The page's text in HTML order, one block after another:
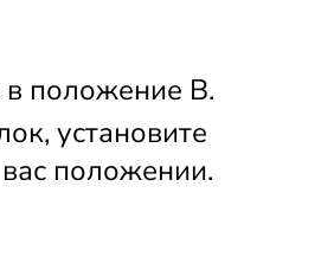
положение B.
установите
положении.